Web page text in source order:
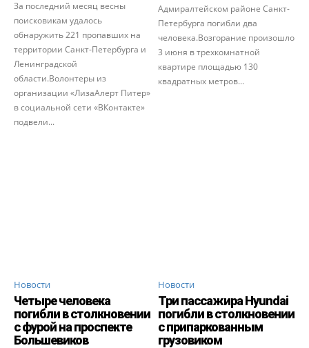
За последний месяц весны
поисковикам удалось
обнаружить 221 пропавших на
территории Санкт-Петербурга и
Ленинградской
области.Волонтеры из
организации «ЛизаАлерт Питер»
в социальной сети «ВКонтакте»
подвели...
Адмиралтейском районе Санкт-
Петербурга погибли два
человека.Возгорание произошло
3 июня в трехкомнатной
квартире площадью 130
квадратных метров...
Новости
Четыре человека
погибли в столкновении
с фурой на проспекте
Большевиков
Новости
Три пассажира Hyundai
погибли в столкновении
с припаркованным
грузовиком